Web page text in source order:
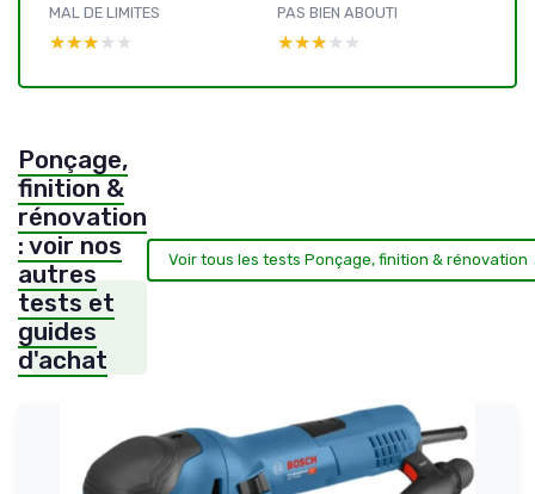
MAL DE LIMITES
★★★★★
★★★★★
PAS BIEN ABOUTI
★★★★★
★★★★★
Ponçage,
finition &
rénovation
: voir nos
autres
tests et
guides
d'achat
Voir tous les tests Ponçage, finition &